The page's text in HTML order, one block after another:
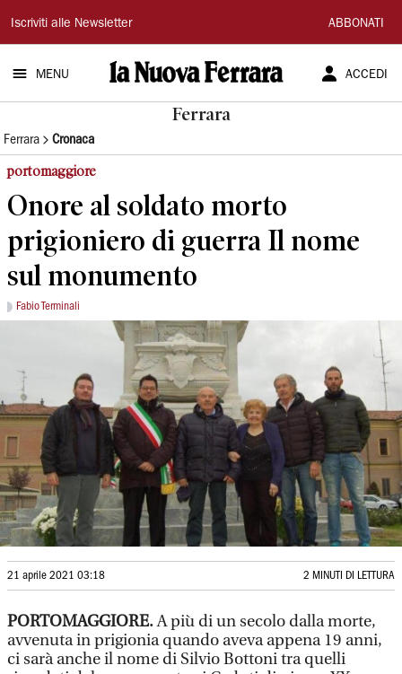
La
Nuova
Ferrara
Iscriviti alle Newsletter ABBONATI
MENU ACCEDI
Ferrara
Ferrara Cronaca
portomaggiore
Onore al soldato morto
prigioniero di guerra Il nome
sul monumento
Fabio Terminali
21 aprile 2021 03:18 2 MINUTI DI LETTURA
PORTOMAGGIORE.A più di un secolo dalla morte,
avvenuta in prigionia quando aveva appena 19 anni,
ci sarà anche il nome di Silvio Bottoni tra quelli